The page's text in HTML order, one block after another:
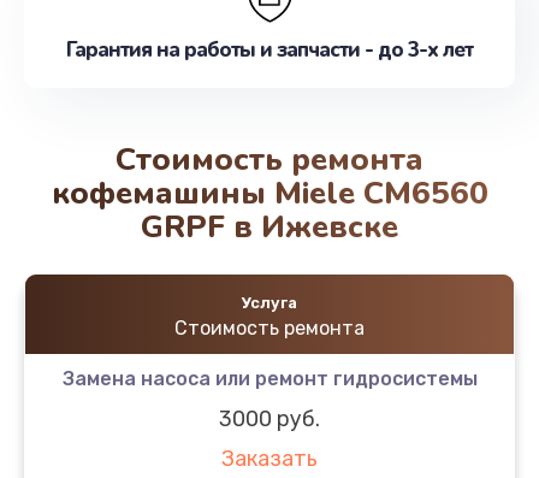
Гарантия на работы и запчасти - до 3-х лет
Стоимость ремонта
кофемашины Miele CM6560
GRPF в Ижевске
Услуга
Стоимость ремонта
Замена насоса или ремонт гидросистемы
3000 руб.
Заказать